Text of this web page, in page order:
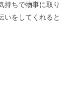
持ちで物事に取り
いをしてくれると